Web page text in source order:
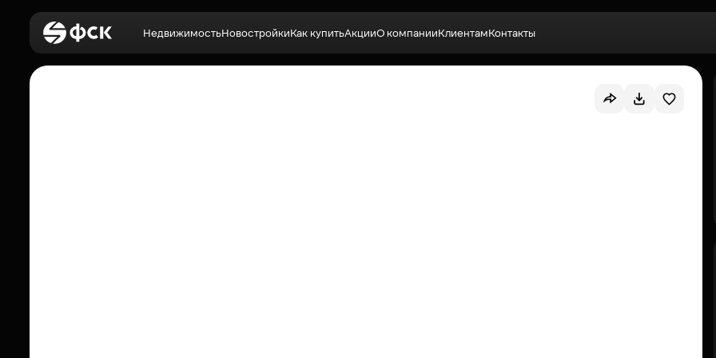
НедвижимостьНовостройкиКак купитьАкцииО компанииКлиентамКонтакты